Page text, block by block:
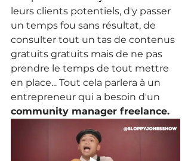
leurs clients potentiels, d'y passer
un temps fou sans résultat, de
consulter tout un tas de contenus
gratuits gratuits mais de ne pas
prendre le temps de tout mettre
en place... Tout cela parlera à un
entrepreneur qui a besoin d'un
community manager freelance.